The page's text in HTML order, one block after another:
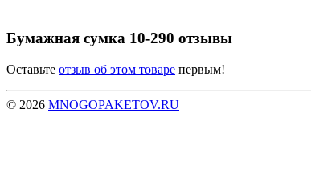
Бумажная сумка 10-290 отзывы
Оставьте отзыв об этом товаре первым!
© 2026 MNOGOPAKETOV.RU